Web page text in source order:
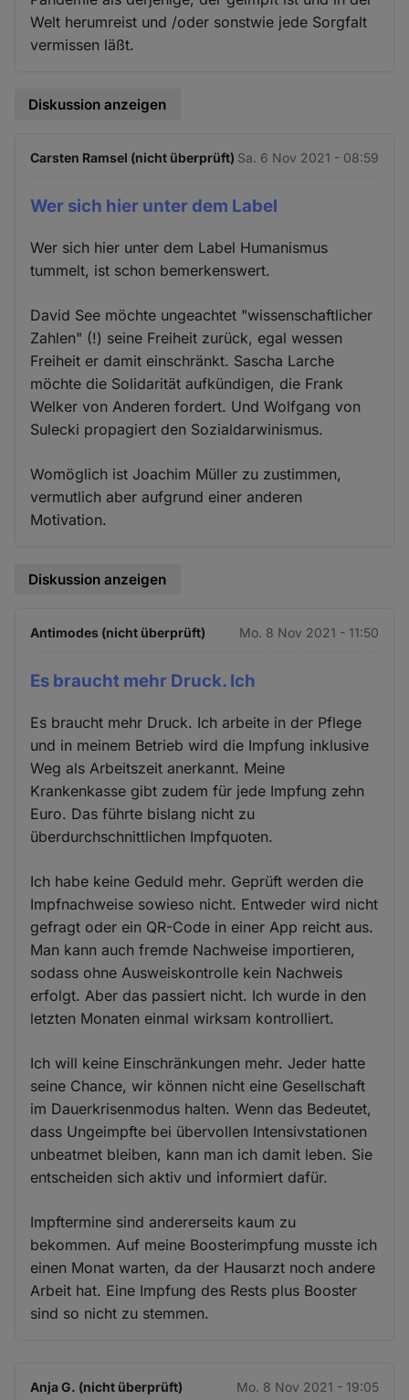
Welt herumreist und /oder sonstwie jede Sorgfalt
vermissen läßt.
Diskussion anzeigen
Carsten Ramsel (nicht überprüft) Sa. 6 Nov 2021 - 08:59
Wer sich hier unter dem Label
Wer sich hier unter dem Label Humanismus
tummelt, ist schon bemerkenswert.
David See möchte ungeachtet "wissenschaftlicher
Zahlen" (!) seine Freiheit zurück, egal wessen
Freiheit er damit einschränkt. Sascha Larche
möchte die Solidarität aufkündigen, die Frank
Welker von Anderen fordert. Und Wolfgang von
Sulecki propagiert den Sozialdarwinismus.
Womöglich ist Joachim Müller zu zustimmen,
vermutlich aber aufgrund einer anderen
Motivation.
Diskussion anzeigen
Antimodes (nicht überprüft) Mo. 8 Nov 2021 - 11:50
Es braucht mehr Druck. Ich
Es braucht mehr Druck. Ich arbeite in der Pflege
und in meinem Betrieb wird die Impfung inklusive
Weg als Arbeitszeit anerkannt. Meine
Krankenkasse gibt zudem für jede Impfung zehn
Euro. Das führte bislang nicht zu
überdurchschnittlichen Impfquoten.
Ich habe keine Geduld mehr. Geprüft werden die
Impfnachweise sowieso nicht. Entweder wird nicht
gefragt oder ein QR-Code in einer App reicht aus.
Man kann auch fremde Nachweise importieren,
sodass ohne Ausweiskontrolle kein Nachweis
erfolgt. Aber das passiert nicht. Ich wurde in den
letzten Monaten einmal wirksam kontrolliert.
Ich will keine Einschränkungen mehr. Jeder hatte
seine Chance, wir können nicht eine Gesellschaft
im Dauerkrisenmodus halten. Wenn das Bedeutet,
dass Ungeimpfte bei übervollen Intensivstationen
unbeatmet bleiben, kann man ich damit leben. Sie
entscheiden sich aktiv und informiert dafür.
Impftermine sind andererseits kaum zu
bekommen. Auf meine Boosterimpfung musste ich
einen Monat warten, da der Hausarzt noch andere
Arbeit hat. Eine Impfung des Rests plus Booster
sind so nicht zu stemmen.
Anja G. (nicht überprüft) Mo. 8 Nov 2021 - 19:05